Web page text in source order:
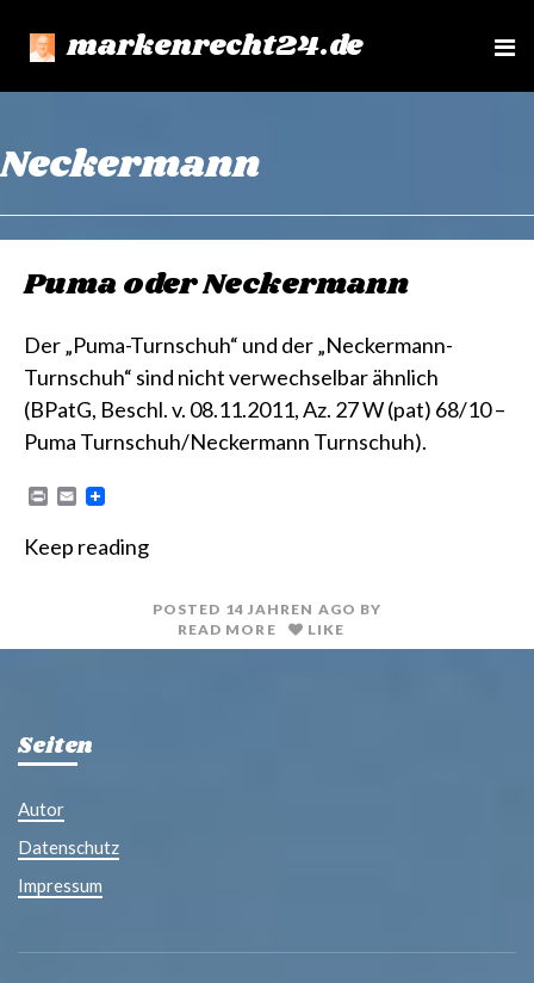
markenrecht24.de
e
Neckermann
Puma oder Neckermann
Der „Puma-Turnschuh“ und der „Neckermann-
Turnschuh“ sind nicht verwechselbar ähnlich
(BPatG, Beschl. v. 08.11.2011, Az. 27 W (pat) 68/10 –
Puma Turnschuh/Neckermann Turnschuh).
n
E
i
Keep reading
POSTED 14 JAHREN AGO BY
READ MORE
LIKE
Seiten
Autor
Datenschutz
Impressum